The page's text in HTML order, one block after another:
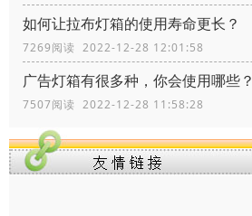
如何让拉布灯箱的使用寿命更长？
7269阅读 2022-12-28 12:01:58
广告灯箱有很多种，你会使用哪些？
7507阅读 2022-12-28 11:58:28